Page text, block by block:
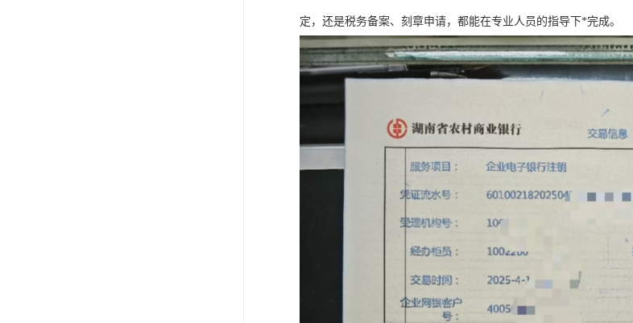
定，还是税务备案、刻章申请，都能在专业人员的指导下*完成。